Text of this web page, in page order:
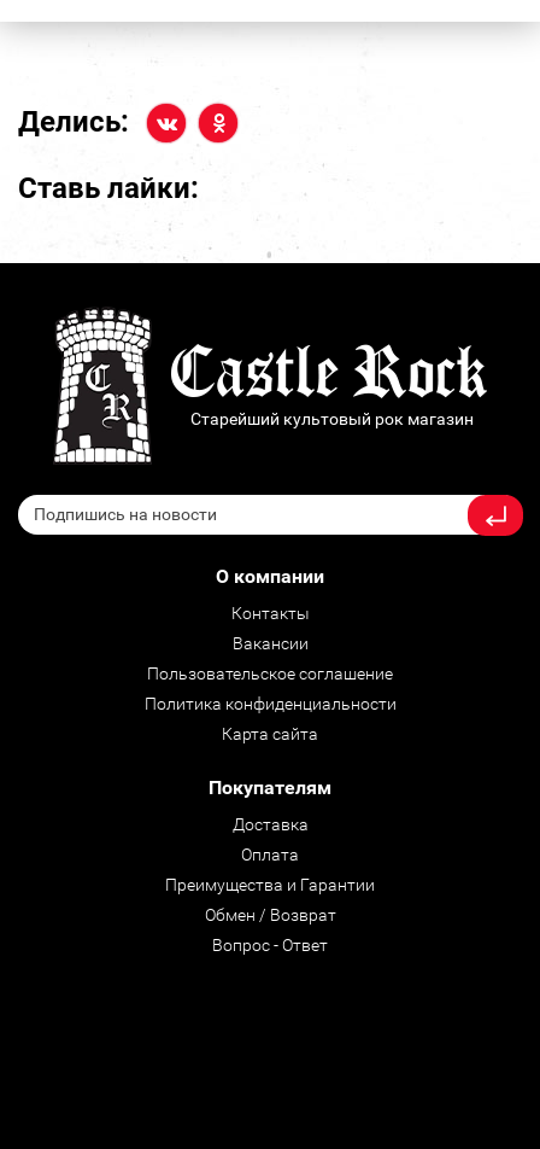
Делись:
Ставь лайки:
Старейший культовый рок магазин
О компании
Контакты
Вакансии
Пользовательское соглашение
Политика конфиденциальности
Карта сайта
Покупателям
Доставка
Оплата
Преимущества и Гарантии
Обмен / Возврат
Вопрос - Ответ